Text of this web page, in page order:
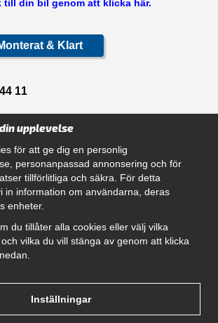
till din bil genom att klicka här.
& Klart
11
upplevelse
för att ge dig en personlig
personanpassad annonsering och för
tillförlitliga och säkra. För detta
in information om användarna, deras
enheter.
du tillåter alla cookies eller välj vilka
vilka du vill stänga av genom att klicka
Inställningar